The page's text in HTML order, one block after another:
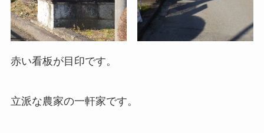
赤い看板が目印です。
立派な農家の一軒家です。